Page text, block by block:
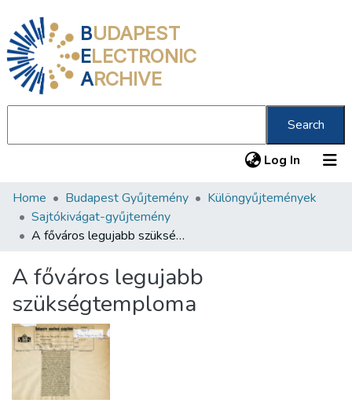
BUDAPEST
ELECTRONIC
ARCHIVE
Search
Log In (current)
Communities & Collections
All of DSpace
About us
Home Budapest Gyűjtemény
Különgyűjtemények
Sajtókivágat-gyűjtemény
A főváros legujabb szükségtemploma
A főváros legujabb
szükségtemploma